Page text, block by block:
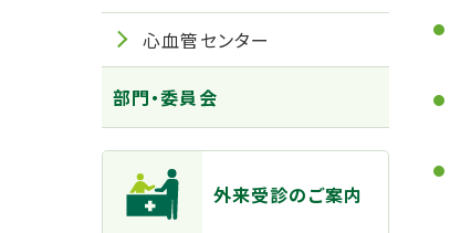
心血管センター
部門・委員会
主なメニュー
外来受診のご案内